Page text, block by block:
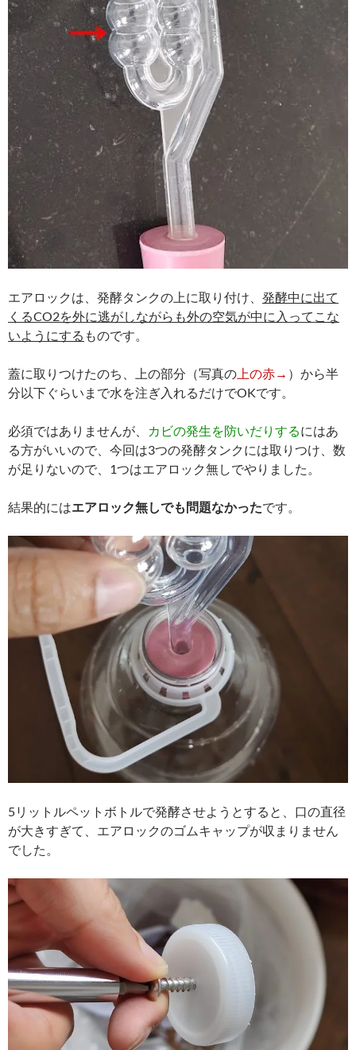
エアロックは、発酵タンクの上に取り付け、 発酵中に出て
くるCO2を外に逃がしながらも外の空気が中に入ってこな
いようにする ものです。
蓋に取りつけたのち、上の部分（写真の 上の赤→ ）から半
分以下ぐらいまで水を注ぎ入れるだけでOKです。
必須ではありませんが、 カビの発生を防いだりするにはあ
る方がいいので、今回は3つの発酵タンクには取りつけ、数
が足りないので、1つはエアロック無しでやりました。
結果的にはエアロック無しでも問題なかったです。
5リットルペットボトルで発酵させようとすると、口の直径
が大きすぎて、エアロックのゴムキャップが収まりません
でした。